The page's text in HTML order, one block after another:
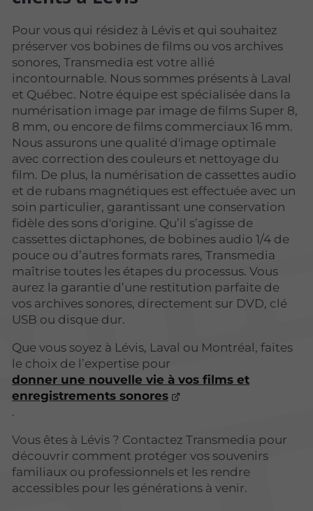
Pour vous qui résidez à Lévis et qui souhaitez
préserver vos bobines de films ou vos archives
sonores, Transmedia est votre allié
incontournable. Nous sommes présents à Laval
et Québec. Notre équipe est spécialisée dans la
numérisation image par image de films Super 8,
8 mm, ou encore de films commerciaux 16 mm.
Nous assurons une qualité d'image optimale
avec correction des couleurs et nettoyage du
film. De plus, la numérisation de cassettes audio
et de rubans magnétiques est effectuée avec un
soin particulier, garantissant une conservation
fidèle des sons d'origine. Qu’il s’agisse de
cassettes dictaphones, de bobines audio 1/4 de
pouce ou d’autres formats rares, Transmedia
maîtrise toutes les étapes du processus. Vous
aurez la garantie d’une restitution parfaite de
vos archives sonores, directement sur DVD, clé
USB ou disque dur.
Que vous soyez à Lévis, Laval ou Montréal, faites
le choix de l’expertise pour
donner une nouvelle vie à vos films et
enregistrements sonores
.
Vous êtes à Lévis ? Contactez Transmedia pour
découvrir comment protéger vos souvenirs
familiaux ou professionnels et les rendre
accessibles pour les générations à venir.